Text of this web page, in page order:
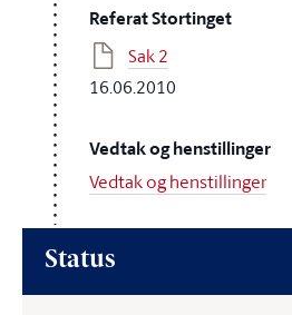
Referat Stortinget
Sak 2
16.06.2010
Vedtak og henstillinger
Vedtak og henstillinger
Status